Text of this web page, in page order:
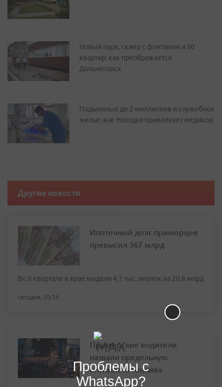
Новый парк, сквер с фонтаном и 50
квартир: как преображается
Дальнегорск
Подъемные до 2 миллионов и служебное
жилье: как Находка привлекает медиков
Другие новости
Ипотечный долг приморцев
превысил 367 млрд
Во II квартале в крае выдали 4,1 тыс. ипотек на 20,8 млрд
сегодня, 20:14
Приморские водители
назвали предельную
стоимость топлива
Проблемы с
WhatsApp?